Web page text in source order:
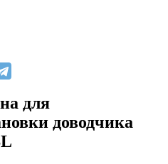
для
доводчика